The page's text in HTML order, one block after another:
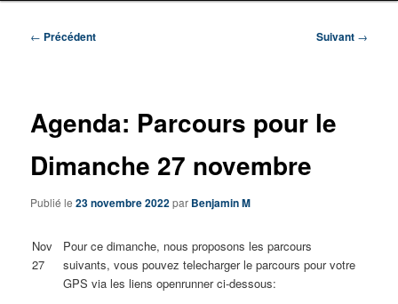
Navigation
← Précédent Suivant →
Agenda: Parcours pour le
Dimanche 27 novembre
Publié le23 novembre 2022par Benjamin M
Nov
27
Pour ce dimanche, nous proposons les parcours
suivants, vous pouvez telecharger le parcours pour votre
GPS via les liens openrunner ci-dessous: